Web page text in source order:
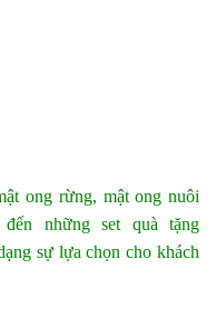
ong rừng, mật ong nuôi
những set quà tặng
sự lựa chọn cho khách